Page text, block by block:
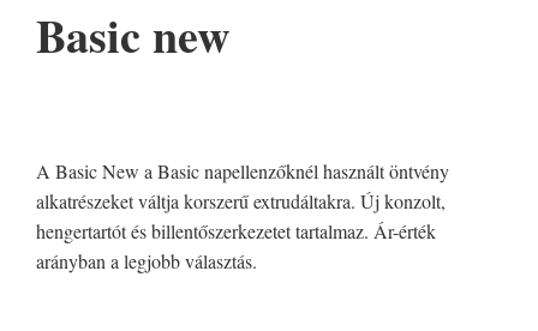
Basic new
A Basic New a Basic napellenzőknél használt öntvény
alkatrészeket váltja korszerű extrudáltakra. Új konzolt,
hengertartót és billentőszerkezetet tartalmaz. Ár-érték
arányban a legjobb választás.